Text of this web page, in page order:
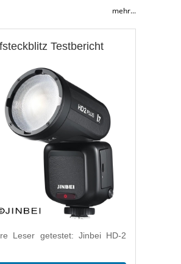
mehr...
Testbericht
Leser getestet: Jinbei HD-2